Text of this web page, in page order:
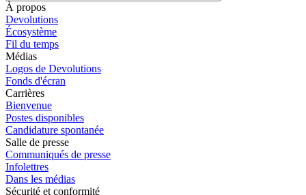
À propos
Devolutions
Écosystème
Fil du temps
Médias
Logos de Devolutions
Fonds d'écran
Carrières
Bienvenue
Postes disponibles
Candidature spontanée
Salle de presse
Communiqués de presse
Infolettres
Dans les médias
Sécurité et conformité